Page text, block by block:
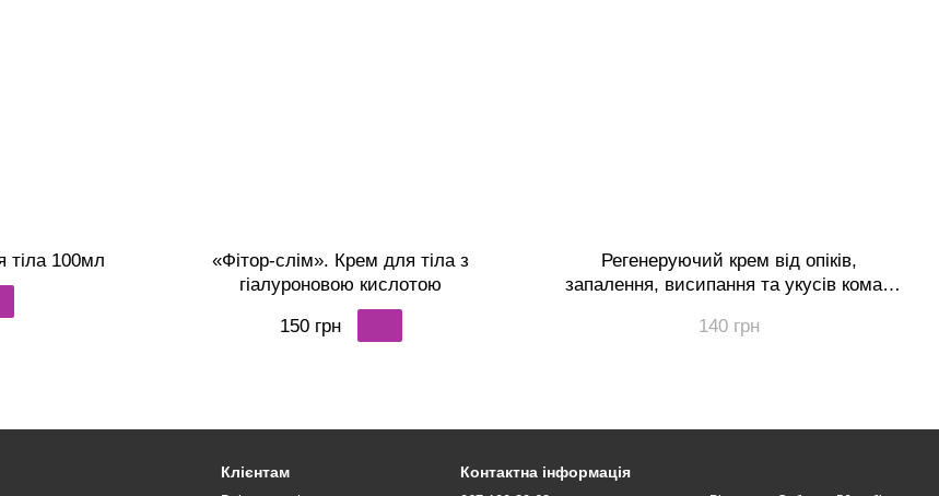
тіла 100мл
«Фітор-слім». Крем для тіла з
гіалуроновою кислотою
150 грн
Регенеруючий крем від опіків,
запалення, висипання та укусів комах
140 грн
Клієнтам Контактна інформація